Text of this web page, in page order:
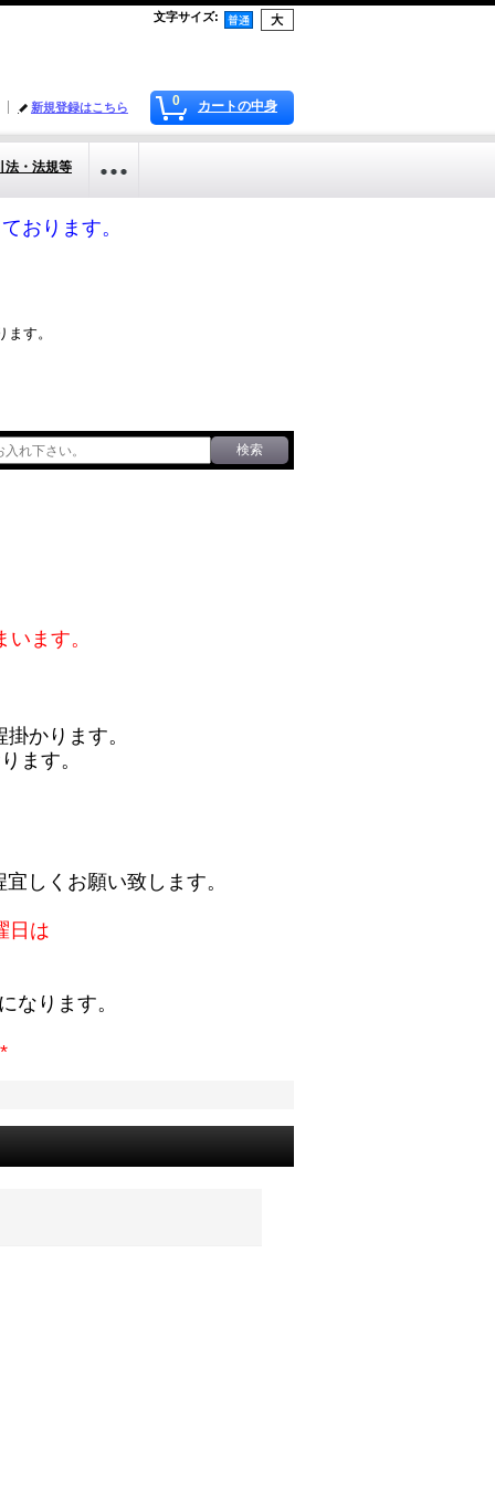
文字サイズ:
0 カートの中身
新規登録はこちら
法・法規等
おります。
す。
ます。
かります。
ます。
しくお願い致します。
日は
なります。